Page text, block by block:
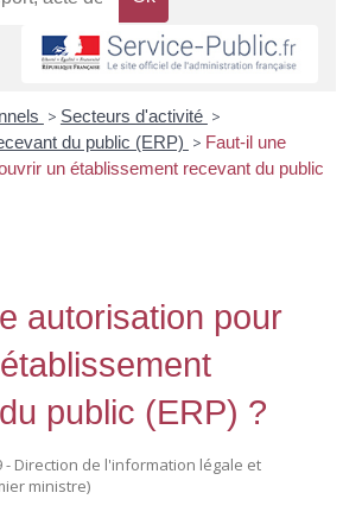
> Secteurs d'activité >
du public (ERP) > Faut-il une
un établissement recevant du public
autorisation pour
public (ERP) ?
- Direction de l'information légale et
ministre)